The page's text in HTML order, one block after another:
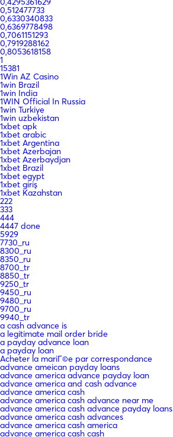
0,512477733
0,6330340833
0,6369778498
0,7061151293
0,7919288162
0,8053618158
1
15381
1Win AZ Casino
1win Brazil
1win India
1WIN Official In Russia
1win Turkiye
1win uzbekistan
1xbet apk
1xbet arabic
1xbet Argentina
1xbet Azerbajan
1xbet Azerbaydjan
1xbet Brazil
1xbet egypt
1xbet giriş
1xbet Kazahstan
222
333
444
4447 done
5929
7730_ru
8300_ru
8350_ru
8700_tr
8850_tr
9250_tr
9450_ru
9480_ru
9700_ru
9940_tr
a cash advance is
a legitimate mail order bride
a payday advance loan
a payday loan
Acheter la mariГ©e par correspondance
advance ameican payday loans
advance america advance payday loan
advance america and cash advance
advance america cash
advance america cash advance near me
advance america cash advance payday loans
advance america cash advances
advance america cash america
advance america cash cash